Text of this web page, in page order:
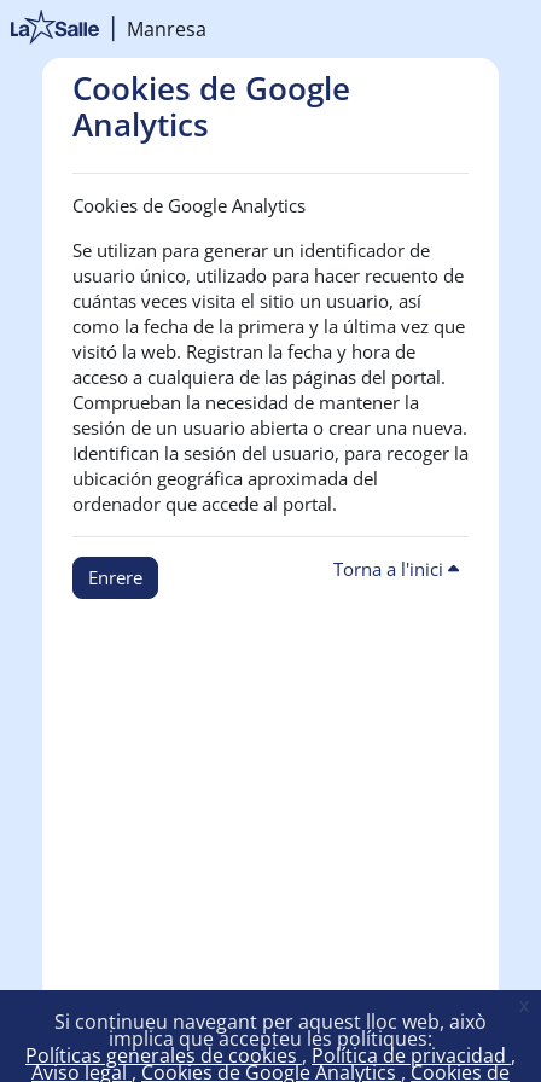
Vés al contingut principal
Si continueu navegant per aquest lloc web, això
implica que accepteu les polítiques:
Políticas generales de cookies Política de privacidad
Aviso legal Cookies de Google Analytics Cookies de
x
Manresa
Cookies de Google
Analytics
Cookies de Google Analytics
Se utilizan para generar un identificador de
usuario único, utilizado para hacer recuento de
cuántas veces visita el sitio un usuario, así
como la fecha de la primera y la última vez que
visitó la web. Registran la fecha y hora de
acceso a cualquiera de las páginas del portal.
Comprueban la necesidad de mantener la
sesión de un usuario abierta o crear una nueva.
Identifican la sesión del usuario, para recoger la
ubicación geográfica aproximada del
ordenador que accede al portal.
Enrere Torna a l'inici